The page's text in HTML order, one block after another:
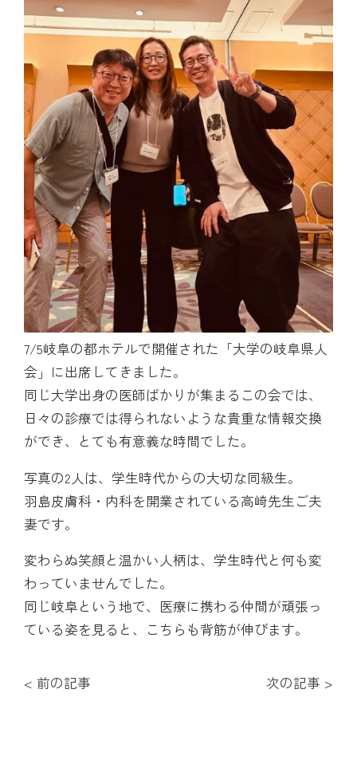
7/5岐阜の都ホテルで開催された「大学の岐阜県人
会」に出席してきました。
同じ大学出身の医師ばかりが集まるこの会では、
日々の診療では得られないような貴重な情報交換
ができ、とても有意義な時間でした。
写真の2人は、学生時代からの大切な同級生。
羽島皮膚科・内科を開業されている高崎先生ご夫
妻です。
変わらぬ笑顔と温かい人柄は、学生時代と何も変
わっていませんでした。
同じ岐阜という地で、医療に携わる仲間が頑張っ
ている姿を見ると、こちらも背筋が伸びます。
< 前の記事 次の記事 >